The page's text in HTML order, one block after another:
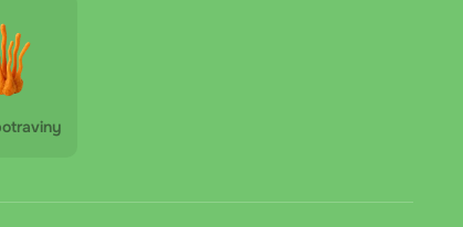
výdejním místě. Bez dalších poplatků.
platební údaje a variabilní symbol. Platit